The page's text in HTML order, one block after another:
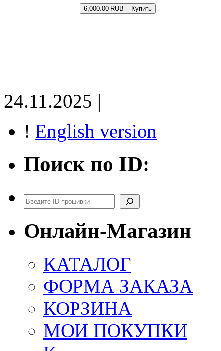
6,000.00 RUB – Купить
24.11.2025 |
! English version
Поиск по ID:
Поиск
Онлайн-Магазин
КАТАЛОГ
ФОРМА ЗАКАЗА
КОРЗИНА
МОИ ПОКУПКИ